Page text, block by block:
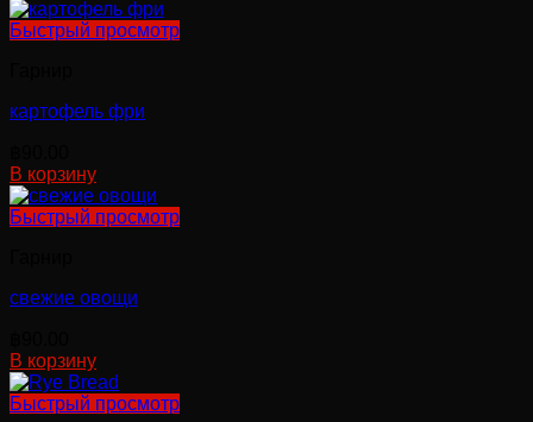
Быстрый просмотр
картофель фри
В корзину
Быстрый просмотр
свежие овощи
В корзину
Быстрый просмотр